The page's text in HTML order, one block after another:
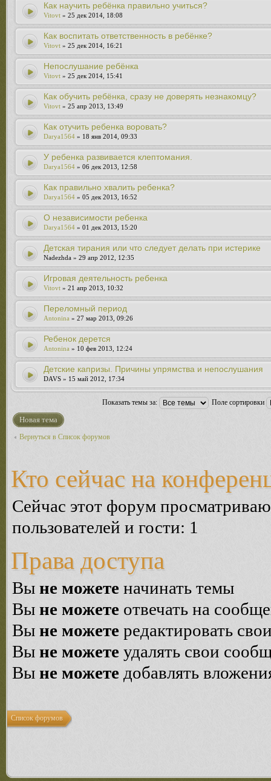
Как научить ребёнка правильно учиться?
Vitovt » 25 дек 2014, 18:08
Как воспитать ответственность в ребёнке?
Vitovt » 25 дек 2014, 16:21
Непослушание ребёнка
Vitovt » 25 дек 2014, 15:41
Как обучить ребёнка, сразу не доверять незнакомцу?
Vitovt » 25 апр 2013, 13:49
Как отучить ребенка воровать?
Darya1564 » 18 янв 2014, 09:33
У ребенка развивается клептомания.
Darya1564 » 06 дек 2013, 12:58
Как правильно хвалить ребенка?
Darya1564 » 05 дек 2013, 16:52
О независимости ребенка
Darya1564 » 01 дек 2013, 15:20
Детская тирания или что следует делать при истерике
Nadezhda » 29 апр 2012, 12:35
Игровая деятельность ребенка
Vitovt » 21 апр 2013, 10:32
Переломный период
Antonina » 27 мар 2013, 09:26
Ребенок дерется
Antonina » 10 фев 2013, 12:24
Детские капризы. Причины упрямства и непослушания
DAVS » 15 май 2012, 17:34
Показать темы за: Поле сортировки
Новая тема
Вернуться в Список форумов
Кто сейчас на
Сейчас этот форум
пользователей и гости: 1
Права доступа
Вы не можете начинать темы
Вы не можете отвечать на
Вы не можете редактировать
Вы не можете удалять свои
Вы не можете добавлять
Список форумов